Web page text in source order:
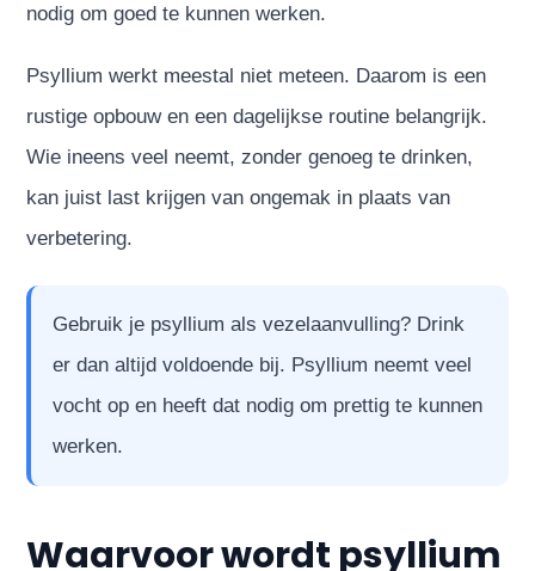
nodig om goed te kunnen werken.
Psyllium werkt meestal niet meteen. Daarom is een
rustige opbouw en een dagelijkse routine belangrijk.
Wie ineens veel neemt, zonder genoeg te drinken,
kan juist last krijgen van ongemak in plaats van
verbetering.
Gebruik je psyllium als vezelaanvulling? Drink
er dan altijd voldoende bij. Psyllium neemt veel
vocht op en heeft dat nodig om prettig te kunnen
werken.
Waarvoor wordt psyllium